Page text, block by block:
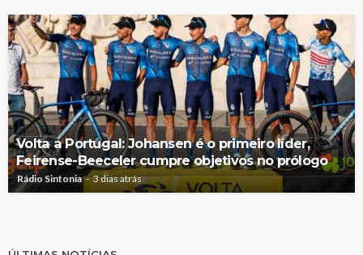
Volta a Portugal: Johansen é o primeiro líder,
Feirense-Beeceler cumpre objetivos no prólogo
Rádio Sintonia 3 dias atrás